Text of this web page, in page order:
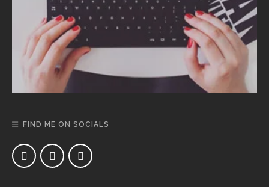
FIND ME ON SOCIALS